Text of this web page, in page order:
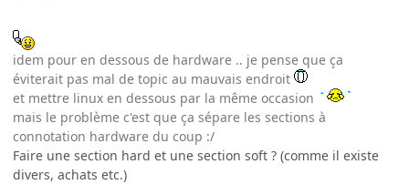
idem pour en dessous de hardware .. je pense que ça
éviterait pas mal de topic au mauvais endroit
et mettre linux en dessous par la même occasion
mais le problème c'est que ça sépare les sections à
connotation hardware du coup :/
Faire une section hard et une section soft ? (comme il existe
divers, achats etc.)